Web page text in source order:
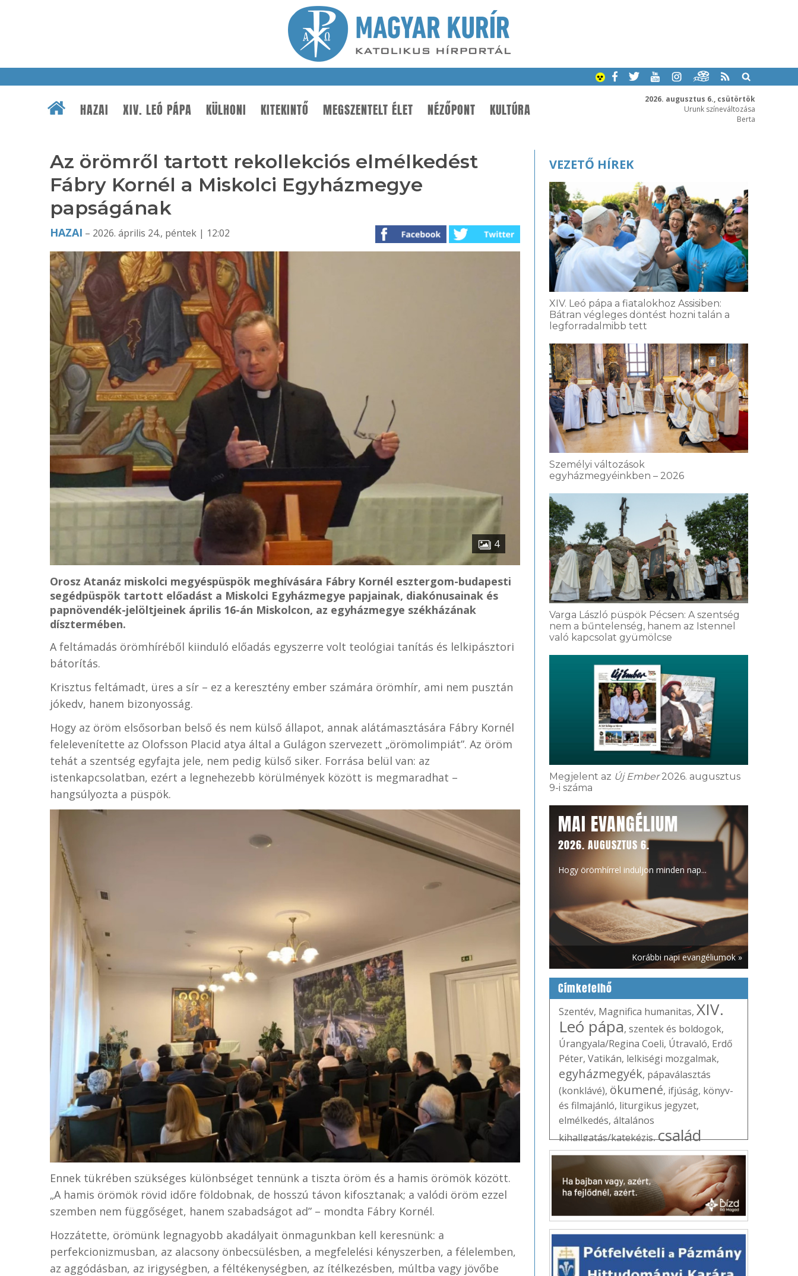
2026. augusztus 6., csütörtök
Urunk színeváltozása
Berta
HAZAI XIV. LEÓ PÁPA KÜLHONI KITEKINTŐ MEGSZENTELT ÉLET NÉZŐPONT KULTÚRA
Az örömről tartott rekollekciós elmélkedést
Fábry Kornél a Miskolci Egyházmegye
papságának
HAZAI – 2026. április 24., péntek | 12:02
4
Orosz Atanáz miskolci megyéspüspök meghívására Fábry Kornél esztergom-budapesti
segédpüspök tartott előadást a Miskolci Egyházmegye papjainak, diakónusainak és
papnövendék-jelöltjeinek április 16-án Miskolcon, az egyházmegye székházának
dísztermében.
A feltámadás örömhíréből kiinduló előadás egyszerre volt teológiai tanítás és lelkipásztori
bátorítás.
Krisztus feltámadt, üres a sír – ez a keresztény ember számára örömhír, ami nem pusztán
jókedv, hanem bizonyosság.
Hogy az öröm elsősorban belső és nem külső állapot, annak alátámasztására Fábry Kornél
felelevenítette az Olofsson Placid atya által a Gulágon szervezett „örömolimpiát”. Az öröm
tehát a szentség egyfajta jele, nem pedig külső siker. Forrása belül van: az
istenkapcsolatban, ezért a legnehezebb körülmények között is megmaradhat –
hangsúlyozta a püspök.
Ennek tükrében szükséges különbséget tennünk a tiszta öröm és a hamis örömök között.
„A hamis örömök rövid időre földobnak, de hosszú távon kifosztanak; a valódi öröm ezzel
szemben nem függőséget, hanem szabadságot ad” – mondta Fábry Kornél.
Hozzátette, örömünk legnagyobb akadályait önmagunkban kell keresnünk: a
perfekcionizmusban, az alacsony önbecsülésben, a megfelelési kényszerben, a félelemben,
az aggódásban, az irigységben, a féltékenységben, az ítélkezésben, múltba vagy jövőbe
VEZETŐ HÍREK
XIV. Leó pápa a fiatalokhoz Assisiben:
Bátran végleges döntést hozni talán a
legforradalmibb tett
Személyi változások
egyházmegyéinkben – 2026
Varga László püspök Pécsen: A szentség
nem a bűntelenség, hanem az Istennel
való kapcsolat gyümölcse
Megjelent az Új Ember2026. augusztus
9-i száma
MAI EVANGÉLIUM
2026. AUGUSZTUS 6.
Hogy örömhírrel induljon minden nap...
Korábbi napi evangéliumok »
Címkefelhő
Szentév, Magnifica humanitas, XIV.
Leó pápa, szentek és boldogok,
Úrangyala/Regina Coeli, Útravaló, Erdő
Péter, Vatikán, lelkiségi mozgalmak,
egyházmegyék, pápaválasztás
(konklávé), ökumené, ifjúság, könyv-
és filmajánló, liturgikus jegyzet,
elmélkedés, általános
kihallgatás/katekézis,család